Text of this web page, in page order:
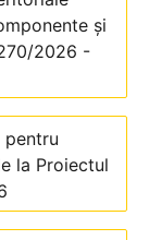
și
2026 -
pentru
la Proiectul